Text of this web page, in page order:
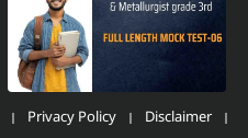
Privacy Policy Disclaimer